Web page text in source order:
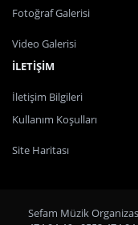
Fotoğraf Galerisi
Video Galerisi
İLETİŞİM
İletişim Bilgileri
Kullanım Koşulları
Site Haritası
Sefam Müzik